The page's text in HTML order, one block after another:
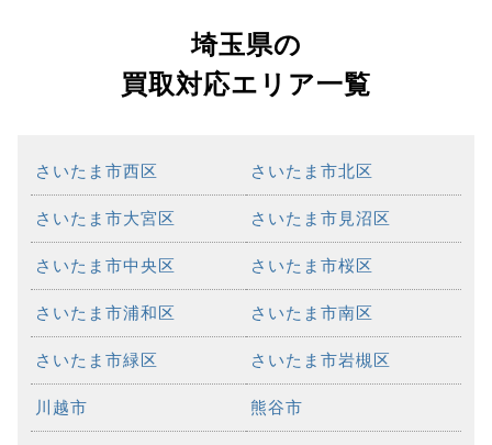
埼玉県の
買取対応エリア一覧
さいたま市西区 さいたま市北区
さいたま市大宮区 さいたま市見沼区
さいたま市中央区 さいたま市桜区
さいたま市浦和区 さいたま市南区
さいたま市緑区 さいたま市岩槻区
川越市 熊谷市